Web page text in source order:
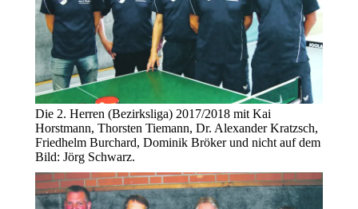
Die 2. Herren (Bezirksliga) 2017/2018 mit Kai
Horstmann, Thorsten Tiemann, Dr. Alexander Kratzsch,
Friedhelm Burchard, Dominik Bröker und nicht auf dem
Bild: Jörg Schwarz.